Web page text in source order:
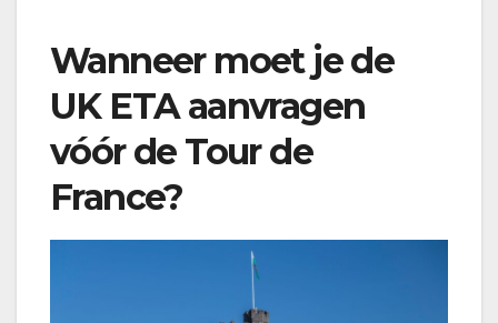
Wanneer moet je de
UK ETA aanvragen
vóór de Tour de
France?